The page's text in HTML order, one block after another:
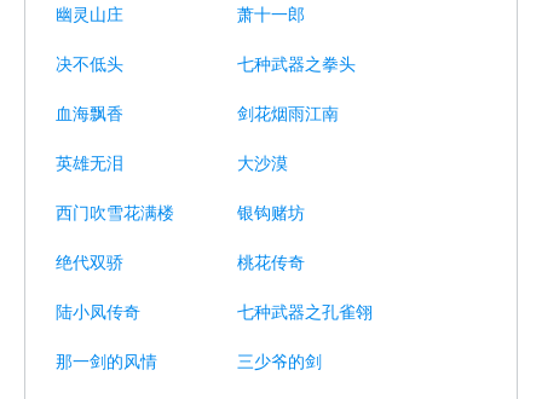
幽灵山庄 萧十一郎
决不低头 七种武器之拳头
血海飘香 剑花烟雨江南
英雄无泪 大沙漠
西门吹雪花满楼 银钩赌坊
绝代双骄 桃花传奇
陆小凤传奇 七种武器之孔雀翎
那一剑的风情 三少爷的剑